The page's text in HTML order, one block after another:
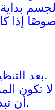
بعد التنظيف تأتي خطوة يلاحظ الناس أثرها بسرعة: السكراب.
تكون
أن تبدو ناعمة أو متجانسة حتى مع استخدام الكريمات.